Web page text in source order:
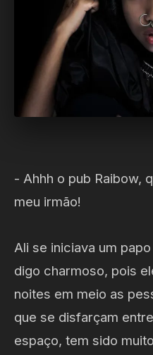
- Ahhh o pub Raibow,
meu irmão!
Ali se iniciava um
digo charmoso, pois
noites em meio as
que se disfarçam
espaço, tem sido